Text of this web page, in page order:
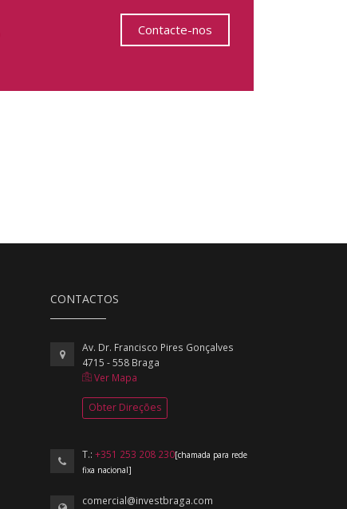
Contacte-nos
CONTACTOS
Av. Dr. Francisco Pires Gonçalves
4715 - 558 Braga
Ver Mapa
Obter Direções
T.: +351 253 208 230[chamada para rede
fixa nacional]
comercial@investbraga.com